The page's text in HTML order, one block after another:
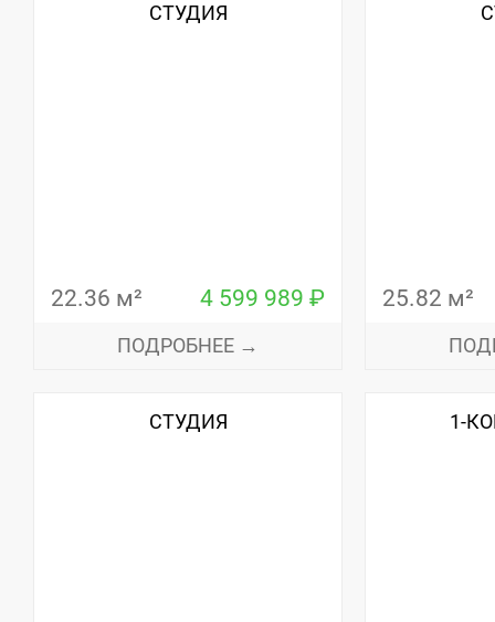
СТУДИЯ
22.36 м² 4 599 989 ₽
ПОДРОБНЕЕ →
25.82 м²
СТУДИЯ 1-